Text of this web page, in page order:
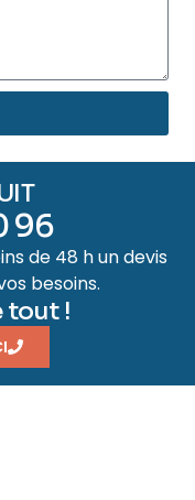
96
de 48 h un devis
besoins.
tout !